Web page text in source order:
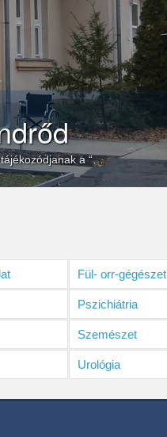
a “…
Fül- orr-gégészet
Pszichiátria
Szemészet
Urológia